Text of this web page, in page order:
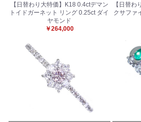
【日替わり大特価】K18 0.4ctデマン
トイドガーネット リング 0.25ct ダイ
ヤモンド
￥264,000
【日替
クサファ